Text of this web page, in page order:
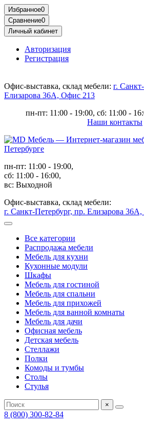
Избранное0
Сравнение0
Личный кабинет
Авторизация
Регистрация
Офис-выставка, склад мебели: г.
Елизарова 36А, Офис 213
пн-пт: 11:00 - 19:00, сб: 11:00 -
Наши контакты
пн-пт: 11:00 - 19:00,
сб: 11:00 - 16:00,
вс: Выходной
Офис-выставка, склад мебели:
г. Санкт-Петербург, пр. Елизарова
Все категории
Распродажа мебели
Мебель для кухни
Кухонные модули
Шкафы
Мебель для гостиной
Мебель для спальни
Мебель для прихожей
Мебель для ванной комнаты
Мебель для дачи
Офисная мебель
Детская мебель
Стеллажи
Полки
Комоды и тумбы
Столы
Стулья
×
8 (800) 300-82-84